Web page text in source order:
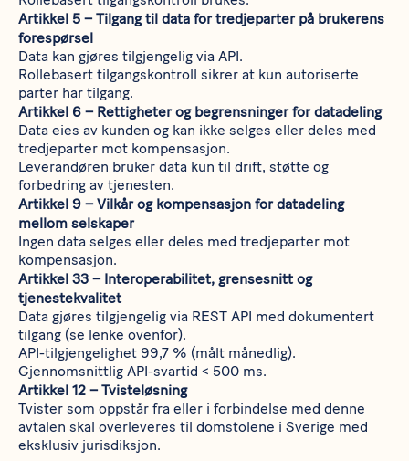
Artikkel 5 – Tilgang til data for tredjeparter på brukerens
forespørsel
Data kan gjøres tilgjengelig via API.
Rollebasert tilgangskontroll sikrer at kun autoriserte
parter har tilgang.
Artikkel 6 – Rettigheter og begrensninger for datadeling
Data eies av kunden og kan ikke selges eller deles med
tredjeparter mot kompensasjon.
Leverandøren bruker data kun til drift, støtte og
forbedring av tjenesten.
Artikkel 9 – Vilkår og kompensasjon for datadeling
mellom selskaper
Ingen data selges eller deles med tredjeparter mot
kompensasjon.
Artikkel 33 – Interoperabilitet, grensesnitt og
tjenestekvalitet
Data gjøres tilgjengelig via REST API med dokumentert
tilgang (se lenke ovenfor).
API-tilgjengelighet 99,7 % (målt månedlig).
Gjennomsnittlig API-svartid < 500 ms.
Artikkel 12 – Tvisteløsning
Tvister som oppstår fra eller i forbindelse med denne
avtalen skal overleveres til domstolene i Sverige med
eksklusiv jurisdiksjon.